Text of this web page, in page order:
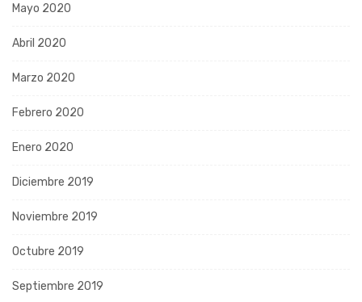
Mayo 2020
Abril 2020
Marzo 2020
Febrero 2020
Enero 2020
Diciembre 2019
Noviembre 2019
Octubre 2019
Septiembre 2019